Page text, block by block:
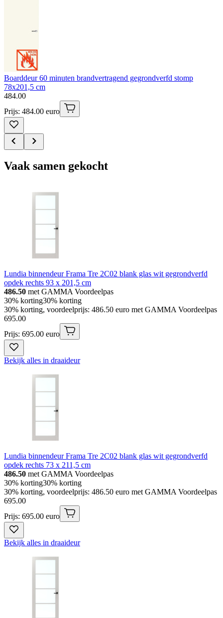
Boarddeur 60 minuten brandvertragend gegrondverfd stomp
78x201,5 cm
484.00
Prijs: 484.00 euro
Vaak samen gekocht
Lundia binnendeur Frama Tre 2C02 blank glas wit gegrondverfd
opdek rechts 93 x 201,5 cm
486.50 met GAMMA Voordeelpas
30% korting30% korting
30% korting, voordeelprijs: 486.50 euro met GAMMA Voordeelpas
695.00
Prijs: 695.00 euro
Bekijk alles in draaideur
Lundia binnendeur Frama Tre 2C02 blank glas wit gegrondverfd
opdek rechts 73 x 211,5 cm
486.50 met GAMMA Voordeelpas
30% korting30% korting
30% korting, voordeelprijs: 486.50 euro met GAMMA Voordeelpas
695.00
Prijs: 695.00 euro
Bekijk alles in draaideur